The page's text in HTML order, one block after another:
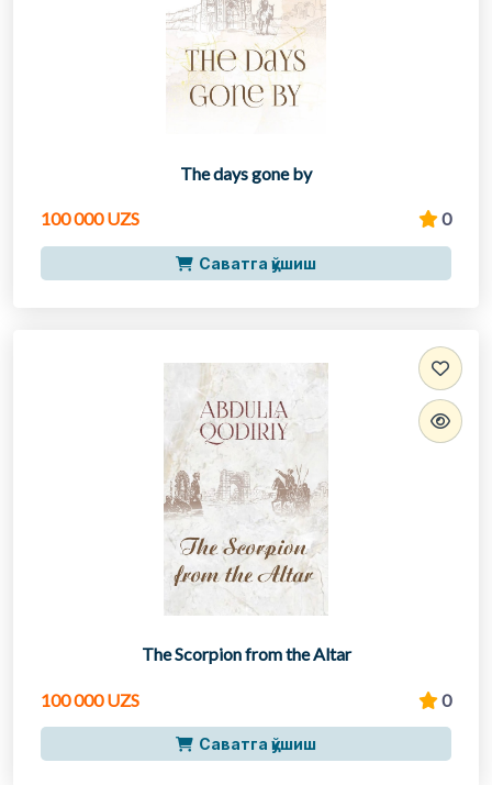
The days gone by
100 000 UZS 0
Саватга қўшиш
The Scorpion from the Altar
100 000 UZS 0
Саватга қўшиш